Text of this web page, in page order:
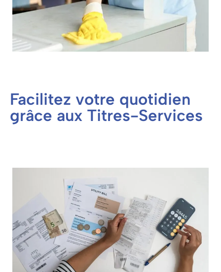
Facilitez votre quotidien
grâce aux Titres-Services